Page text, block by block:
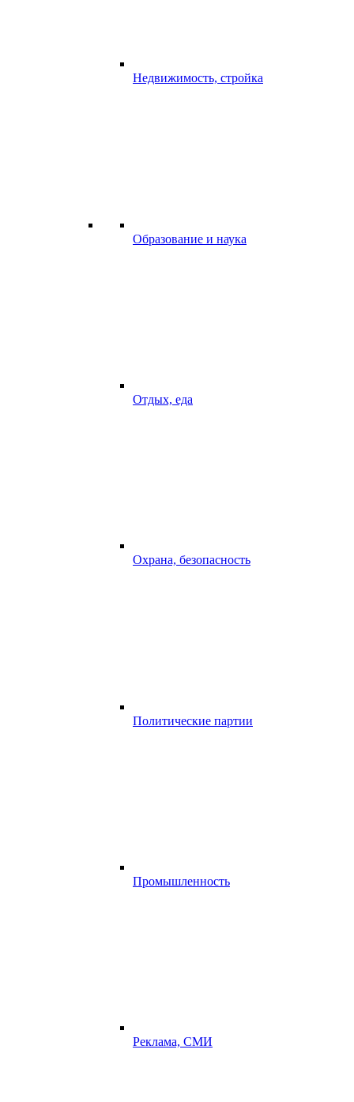
Недвижимость, стройка
Образование и наука
Отдых, еда
Охрана, безопасность
Политические партии
Промышленность
Реклама, СМИ